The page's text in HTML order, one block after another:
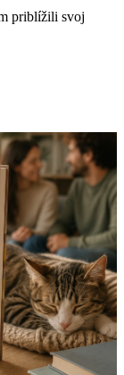
priblížili svoj